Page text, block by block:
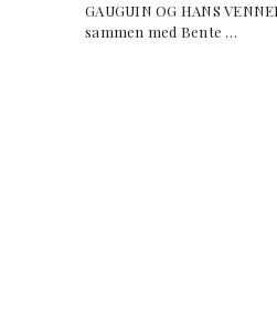
GAUGUIN OG HANS
sammen med Bente …